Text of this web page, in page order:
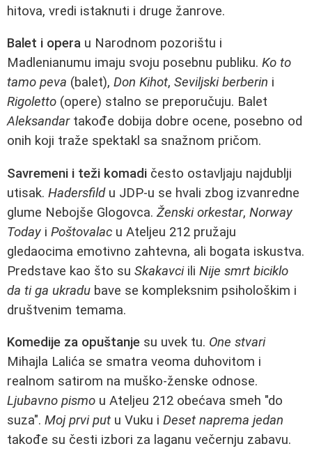
hitova, vredi istaknuti i druge žanrove.
Balet i opera u Narodnom pozorištu i
Madlenianumu imaju svoju posebnu publiku. Ko to
tamo peva (balet), Don Kihot, Seviljski berberin i
Rigoletto (opere) stalno se preporučuju. Balet
Aleksandartakođe dobija dobre ocene, posebno od
onih koji traže spektakl sa snažnom pričom.
Savremeni i teži komadi često ostavljaju najdublji
utisak. Hadersfildu JDP-u se hvali zbog izvanredne
glume Nebojše Glogovca. Ženski orkestar, Norway
Today i Poštovalac u Ateljeu 212 pružaju
gledaocima emotivno zahtevna, ali bogata iskustva.
Predstave kao što su Skakavciili Nije smrt biciklo
da ti ga ukradu bave se kompleksnim psihološkim i
društvenim temama.
Komedije za opuštanje su uvek tu. One stvari
Mihajla Lalića se smatra veoma duhovitom i
realnom satirom na muško-ženske odnose.
Ljubavno pismo u Ateljeu 212 obećava smeh "do
suza". Moj prvi put u Vuku i Deset naprema jedan
takođe su česti izbori za laganu večernju zabavu.